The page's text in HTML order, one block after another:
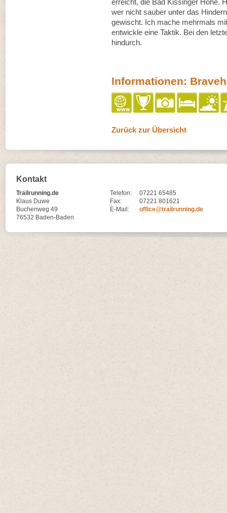
erreicht, die Bad Kissinger Höhe.
wer nicht sauber unter das
gewischt. Ich mache mehrmals
entwickle eine Taktik. Bei den
hindurch.
Informationen:
Zurück zur Übersicht
Kontakt
Trailrunning.de
Klaus Duwe
Buchenweg 49
76532 Baden-Baden
Telefon:
07221 65485
Fax:
07221 801621
E-Mail:
office@trailrunning.de